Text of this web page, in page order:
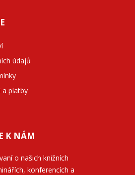
údajů
a platby
K NÁM
o našich knižních
konferencích a